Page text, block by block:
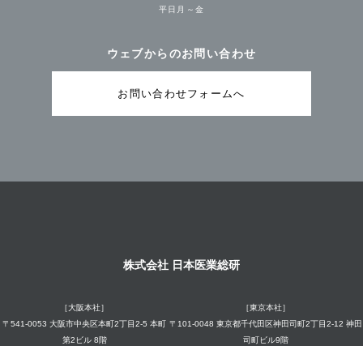
平日月～金
ウェブからのお問い合わせ
お問い合わせフォームへ
株式会社 日本医業総研
［大阪本社］
〒541-0053 大阪市中央区本町2丁目2-5 本町
第2ビル 8階
［東京本社］
〒101-0048 東京都千代田区神田司町2丁目2-12 神田
司町ビル9階